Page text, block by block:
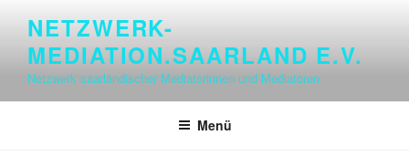
springen
NETZWERK-
MEDIATION.SAARLAND E.V.
Netzwerk saarländischer Mediatorinnen und Mediatoren
Menü